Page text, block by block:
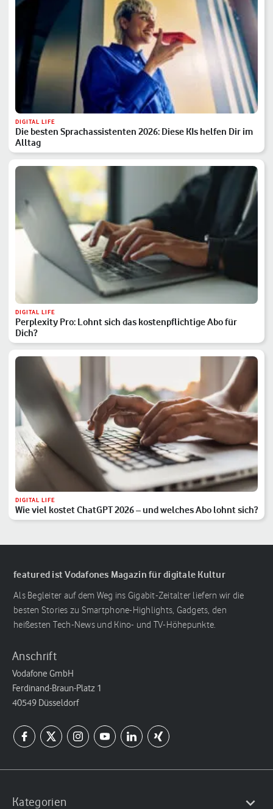
DIGITAL LIFE
Die besten Sprachassistenten 2026: Diese KIs helfen Dir im
Alltag
DIGITAL LIFE
Perplexity Pro: Lohnt sich das kostenpflichtige Abo für
Dich?
DIGITAL LIFE
Wie viel kostet ChatGPT 2026 – und welches Abo lohnt sich?
featured ist Vodafones Magazin für digitale Kultur
Als Begleiter auf dem Weg ins Gigabit-Zeitalter liefern wir die
besten Stories zu Smartphone-Highlights, Gadgets, den
heißesten Tech-News und Kino- und TV-Höhepunkte.
Anschrift
Vodafone GmbH
Ferdinand-Braun-Platz 1
40549 Düsseldorf
Kategorien